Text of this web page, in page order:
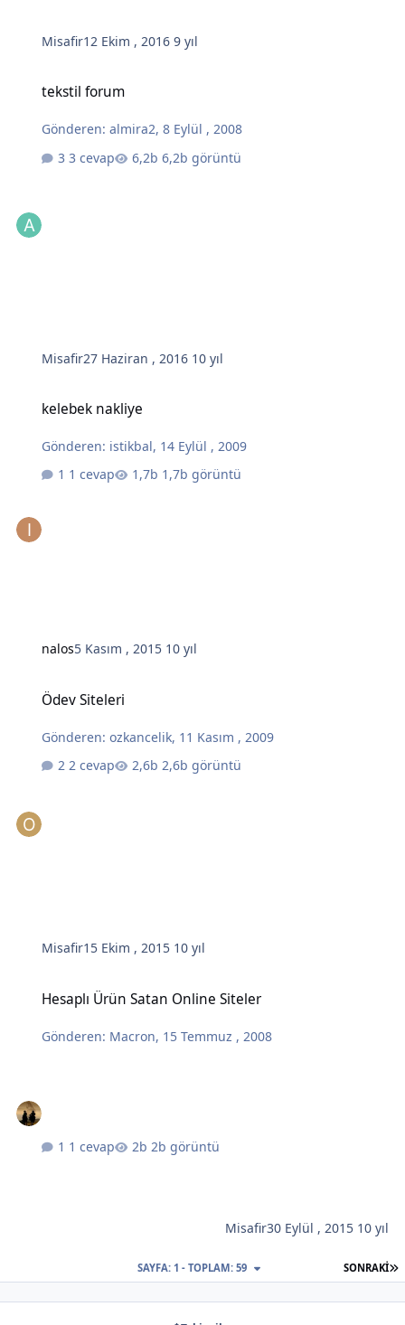
Misafir12 Ekim , 20169 yıl
tekstil forum
Gönderen:almira2,8 Eylül , 2008
3 cevap
6,2b görüntü
Misafir27 Haziran , 2016 10 yıl
kelebek nakliye
Gönderen: istikbal, 14 Eylül , 2009
1 cevap
1,7b görüntü
nalos5 Kasım , 2015 10 yıl
Ödev Siteleri
Gönderen:ozkancelik, 11 Kasım , 2009
2 cevap
2,6b görüntü
Misafir15 Ekim , 2015 10 yıl
Hesaplı Ürün Satan Online Siteler
Gönderen: Macron, 15 Temmuz , 2008
1 cevap 2b görüntü
Misafir30 Eylül , 2015 10 yıl
SONRAKI
SAYFA: 1 - TOPLAM: 59